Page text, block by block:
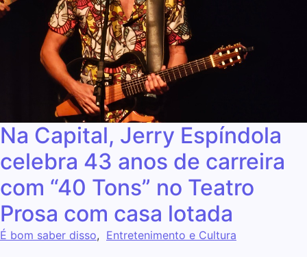
Na Capital, Jerry Espíndola
celebra 43 anos de carreira
com “40 Tons” no Teatro
Prosa com casa lotada
É bom saber disso, Entretenimento e Cultura